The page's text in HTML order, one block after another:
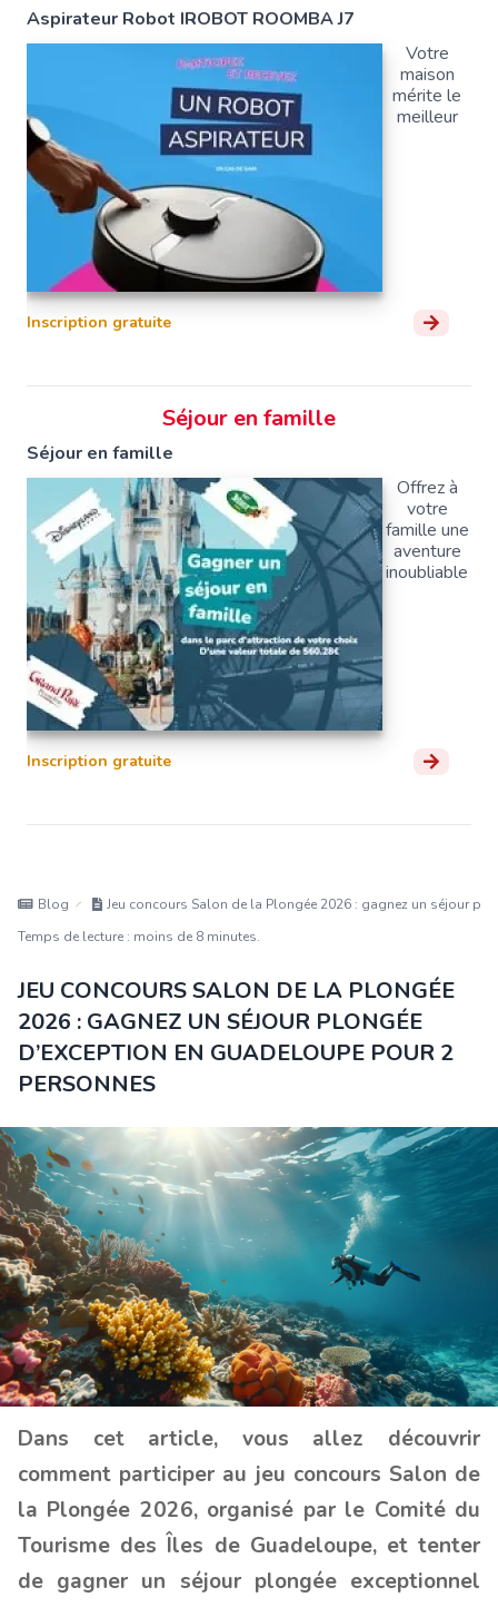
Blog
Jeu concours Salon de la Plongée 2026 : gagnez un séjour
Temps de lecture : moins de 8 minutes.
JEU CONCOURS SALON DE LA PLONGÉE
2026 : GAGNEZ UN SÉJOUR PLONGÉE
D’EXCEPTION EN GUADELOUPE POUR 2
PERSONNES
Dans cet article, vous allez découvrir
comment participer au jeu concours Salon de
la Plongée 2026, organisé par le Comité du
Tourisme des Îles de Guadeloupe, et tenter
de gagner un séjour plongée exceptionnel
Aspirateur Robot IROBOT ROOMBA J7
Votre
maison
mérite le
meilleur
Inscription gratuite
Séjour en famille
Séjour en famille
Offrez à
votre
famille une
aventure
inoubliable
Inscription gratuite